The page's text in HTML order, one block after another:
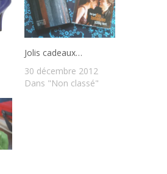
Jolis cadeaux…
30 décembre 2012
Dans "Non classé"